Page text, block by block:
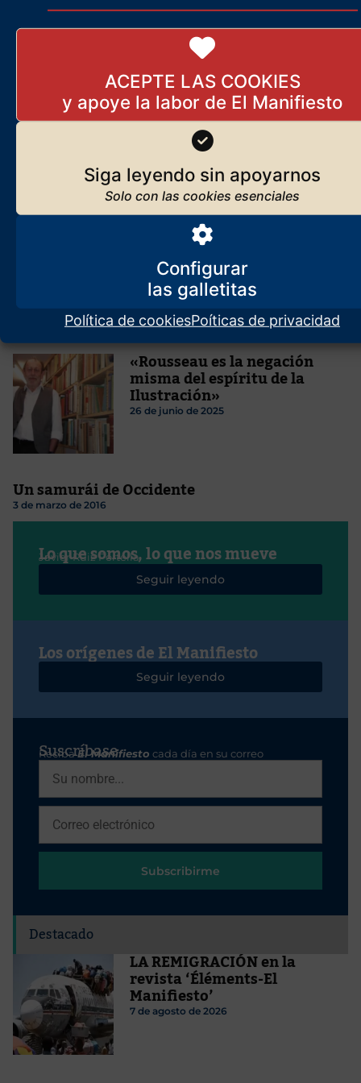
ACEPTE LAS COOKIES
Siga leyendo sin apoyarnos
Configurar
Política de cookiesPoíticas de privacidad
Reflexiones sobre las guerras
en curso
Los locos se han hecho con el poder
10 de agosto de 2021
Desarraigados en el
individualismo, nunca nos
podremos salvar
22 de agosto de 2024
«Rousseau es la negación
misma del espíritu de la
Ilustración»
26 de junio de 2025
Un samurái de Occidente
3 de marzo de 2016
Lo que somos, lo que nos mueve
Javier Ruiz Portella
Seguir leyendo
Los orígenes de El Manifiesto
Seguir leyendo
Suscríbase
RecibaEl Manifiesto cada día en su correo
Subscribirme
Destacado
LA REMIGRACIÓN en la
revista ‘Éléments-El
Manifiesto’
7 de agosto de 2026